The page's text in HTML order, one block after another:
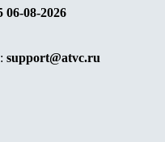
06-08-2026
support@atvc.ru